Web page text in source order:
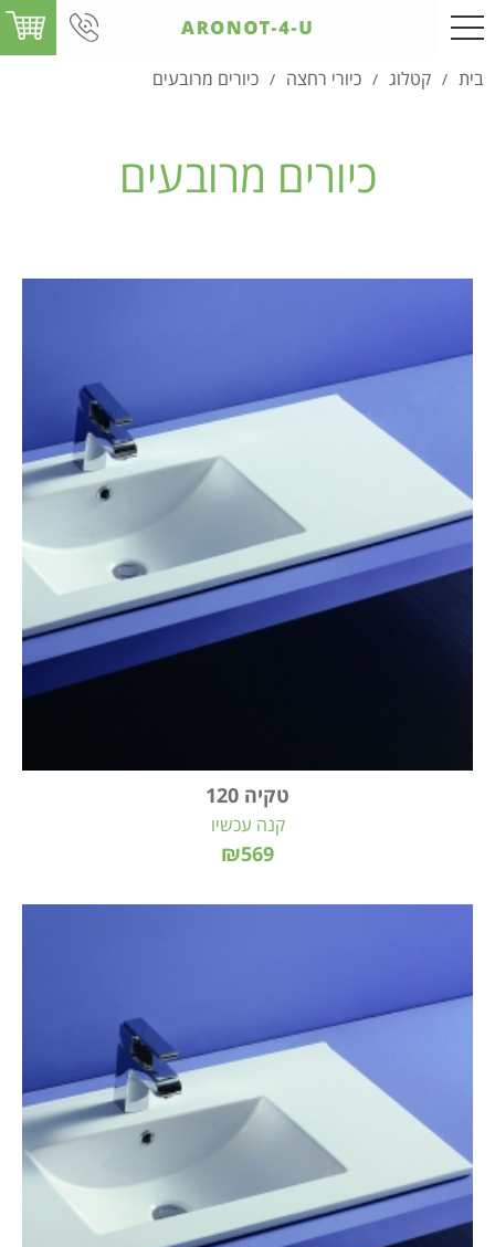
בית / קטלוג / כיורי רחצה / כיורים מרובעים
כיורים מרובעים
טקיה 120
₪569
קנה עכשיו